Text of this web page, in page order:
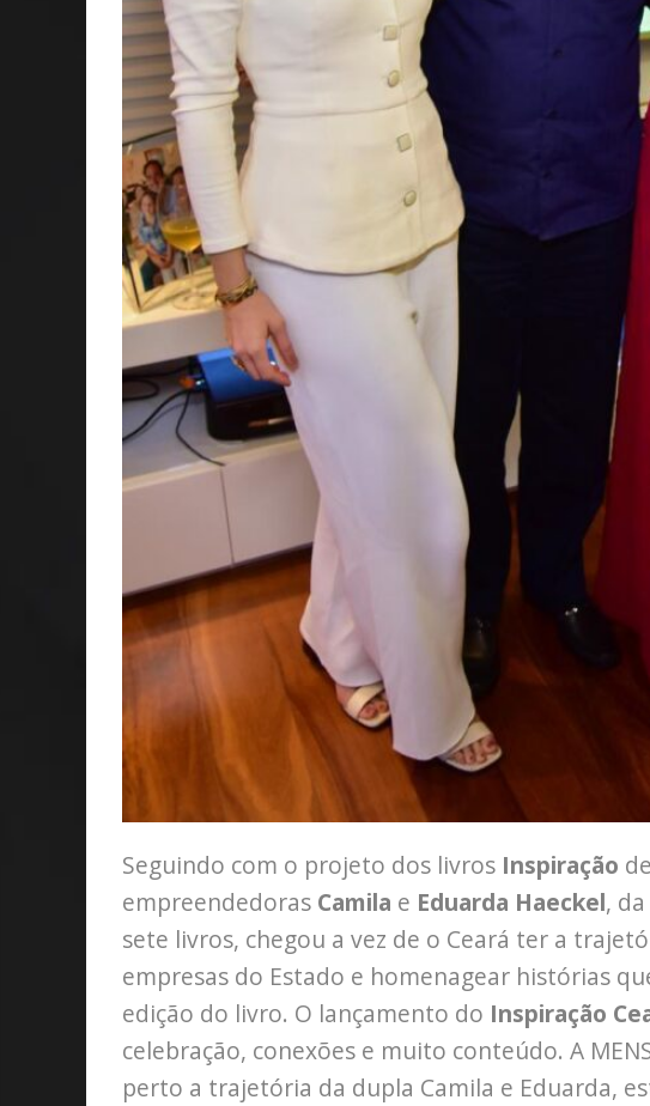
Seguindo com o projeto dos livros Inspiração
empreendedoras Camila e Eduarda Haeckel, da
sete livros, chegou a vez de o Ceará ter a
empresas do Estado e homenagear histórias
edição do livro. O lançamento do Inspiração
celebração, conexões e muito conteúdo. A
perto a trajetória da dupla Camila e Eduarda,